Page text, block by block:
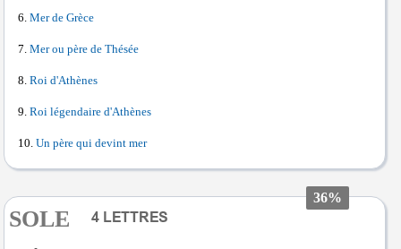
Mer de Grèce
Mer ou père de Thésée
Roi d'Athènes
Roi légendaire d'Athènes
Un père qui devint mer
36%
SOLE